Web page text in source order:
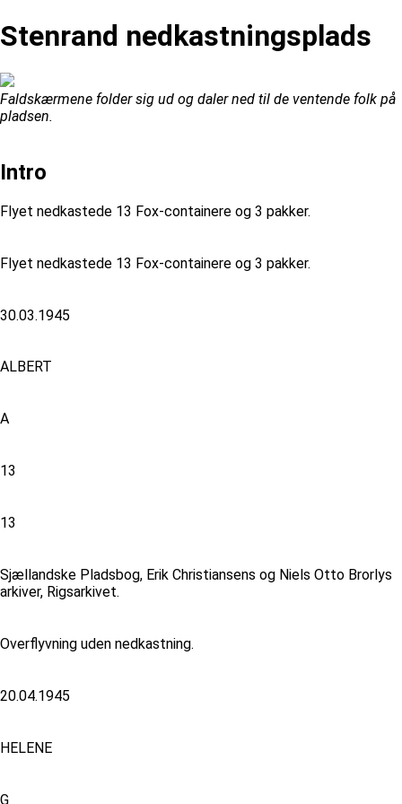
Stenrand nedkastningsplads
Faldskærmene folder sig ud og daler ned til de ventende folk på
pladsen.
Intro
Flyet nedkastede 13 Fox-containere og 3 pakker.
Flyet nedkastede 13 Fox-containere og 3 pakker.
30.03.1945
ALBERT
A
13
13
Sjællandske Pladsbog, Erik Christiansens og Niels Otto Brorlys
arkiver, Rigsarkivet.
Overflyvning uden nedkastning.
20.04.1945
HELENE
G